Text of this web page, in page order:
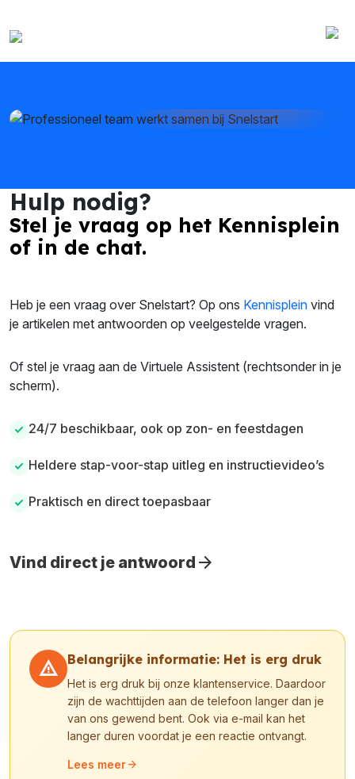
Hulp nodig?
Stel je vraag op het Kennisplein
of in de chat.
Heb je een vraag over Snelstart? Op ons Kennisplein vind
je artikelen met antwoorden op veelgestelde vragen.
Of stel je vraag aan de Virtuele Assistent (rechtsonder in je
scherm).
check 24/7 beschikbaar, ook op zon- en feestdagen
check Heldere stap-voor-stap uitleg en instructievideo’s
check Praktisch en direct toepasbaar
Vind direct je antwoord arrow_forward
warning Belangrijke informatie: Het is erg druk
Het is erg druk bij onze klantenservice. Daardoor
zijn de wachttijden aan de telefoon langer dan je
van ons gewend bent. Ook via e-mail kan het
langer duren voordat je een reactie ontvangt.
Lees meerarrow_forward